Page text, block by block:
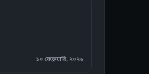
১০ ফেব্রুয়ারি, ২০২৬